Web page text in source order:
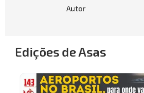
Autor
Edições de Asas